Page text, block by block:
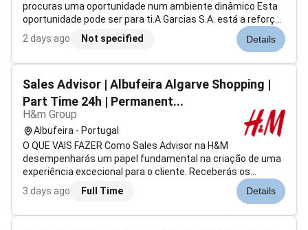
procuras uma oportunidade num ambiente dinâmico Esta
oportunidade pode ser para ti.A Garcias S.A. está a reforçar
a sua equipa e procura um(a) Operador(a) de Loja para a
sua loja em Albufeira com reporte direto ao Responsável de
2 days ago Not specified Details
Sales Advisor | Albufeira Algarve Shopping |
Part Time 24h | Permanent...
H&m Group
Albufeira - Portugal
O QUE VAIS FAZER Como Sales Advisor na H&M
desempenharás um papel fundamental na criação de uma
experiência excecional para o cliente. Receberás os
clientes guiá-los-ás pela loja e ajudá-los-ás a encontrar o
que precisam enquanto lhes mostras os nossos produtos.
3 days ago Full Time Details